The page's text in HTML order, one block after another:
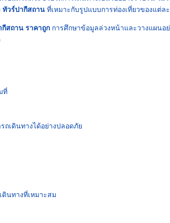
ทัวร์ปากีสถาน ที่เหมาะกับรูปแบบการท่องเที่ยวของแต่ล
กีสถาน ราคาถูก การศึกษาข้อมูลล่วงหน้าและวางแผนอ
ที่
ถเดินทางได้อย่างปลอดภัย
นทางที่เหมาะสม